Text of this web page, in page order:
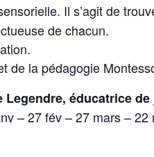
Il s’agit de
de chacun.
de la pédagogie
Legendre, éducatrice
– 27 fév – 27 mars – 22